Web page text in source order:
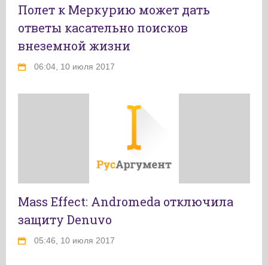
Полет к Меркурию может дать
ответы касательно поисков
внеземной жизни
06:04, 10 июля 2017
Mass Effect: Andromeda отключила
защиту Denuvo
05:46, 10 июля 2017